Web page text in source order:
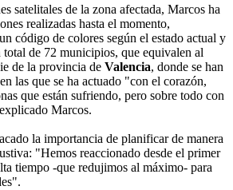
satelitales de la zona afectada, Marcos ha
realizadas hasta el momento,
código de colores según el estado actual y
total de 72 municipios, que equivalen al
de la provincia de Valencia, donde se han
las que se ha actuado "con el corazón,
que están sufriendo, pero sobre todo con
Marcos.
la importancia de planificar de manera
"Hemos reaccionado desde el primer
tiempo -que redujimos al máximo- para